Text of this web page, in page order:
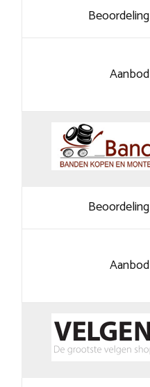
Beoordeling
Aanbod
Beoordeling
Aanbod